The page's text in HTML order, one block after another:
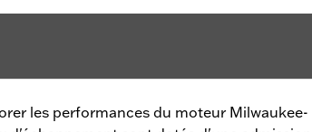
les performances du moteur Milwaukee-